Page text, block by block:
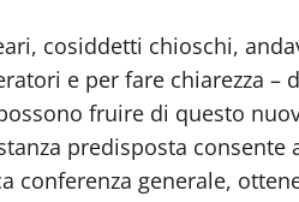
cosiddetti chioschi,
e per fare chiarezza –
fruire di questo
predisposta
conferenza generale,